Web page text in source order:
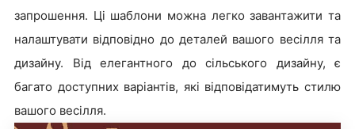
запрошення. Ці шаблони можна легко завантажити та
налаштувати відповідно до деталей вашого весілля та
дизайну. Від елегантного до сільського дизайну, є
багато доступних варіантів, які відповідатимуть стилю
вашого весілля.